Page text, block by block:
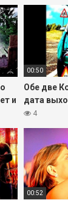
масштаб
в дубляже
о цене
и
00:50
Обе две
дата
4
00:52